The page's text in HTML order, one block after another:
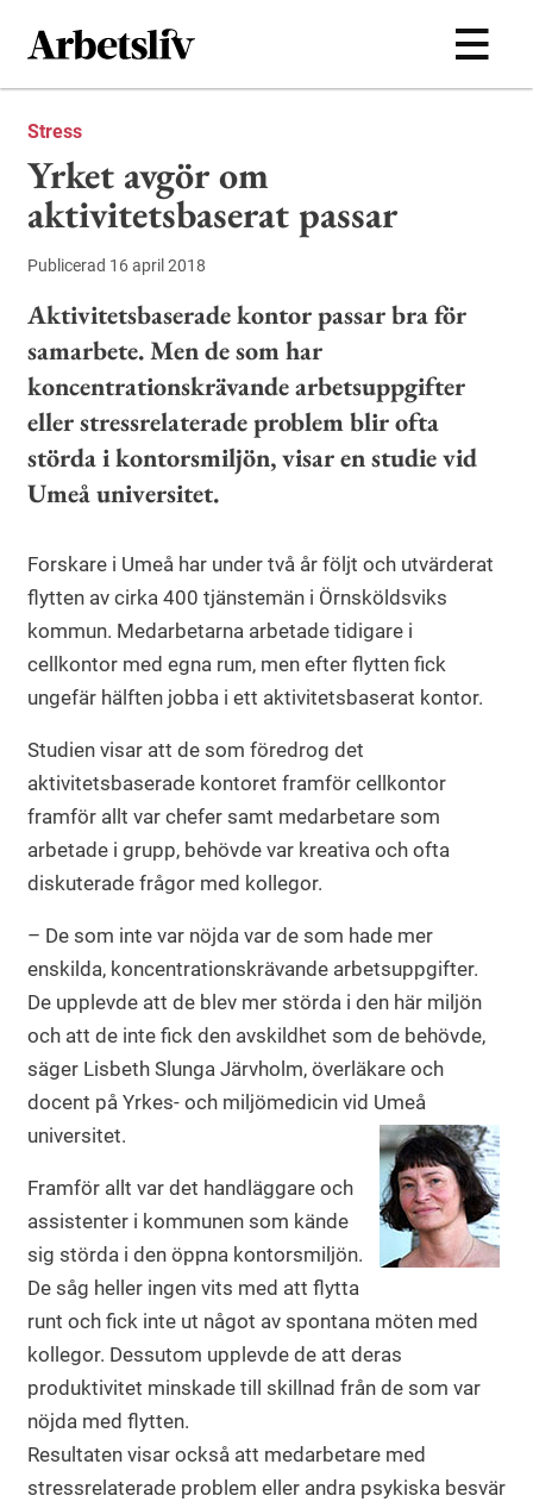
Hoppa till huvudinnehållet
Stress
Yrket avgör om
aktivitetsbaserat passar
Publicerad 16 april 2018
Aktivitetsbaserade kontor passar bra för
samarbete. Men de som har
koncentrationskrävande arbetsuppgifter
eller stressrelaterade problem blir ofta
störda i kontorsmiljön, visar en studie vid
Umeå universitet.
Forskare i Umeå har under två år följt och utvärderat
flytten av cirka 400 tjänstemän i Örnsköldsviks
kommun. Medarbetarna arbetade tidigare i
cellkontor med egna rum, men efter flytten fick
ungefär hälften jobba i ett aktivitetsbaserat kontor.
Studien visar att de som föredrog det
aktivitetsbaserade kontoret framför cellkontor
framför allt var chefer samt medarbetare som
arbetade i grupp, behövde var kreativa och ofta
diskuterade frågor med kollegor.
– De som inte var nöjda var de som hade mer
enskilda, koncentrationskrävande arbetsuppgifter.
De upplevde att de blev mer störda i den här miljön
och att de inte fick den avskildhet som de behövde,
säger Lisbeth Slunga Järvholm, överläkare och
docent på Yrkes- och miljömedicin vid Umeå
universitet.
Framför allt var det handläggare och
assistenter i kommunen som kände
sig störda i den öppna kontorsmiljön.
De såg heller ingen vits med att flytta
runt och fick inte ut något av spontana möten med
kollegor. Dessutom upplevde de att deras
produktivitet minskade till skillnad från de som var
nöjda med flytten.
Resultaten visar också att medarbetare med
stressrelaterade problem eller andra psykiska besvär